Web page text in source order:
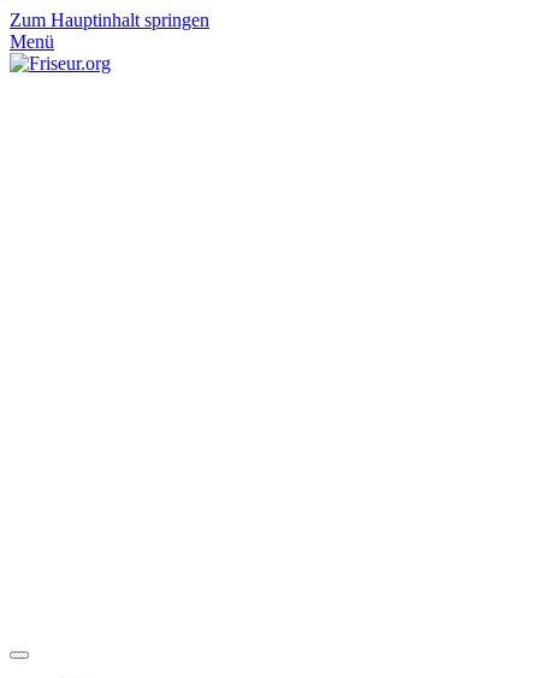
Zum Hauptinhalt springen
Menü